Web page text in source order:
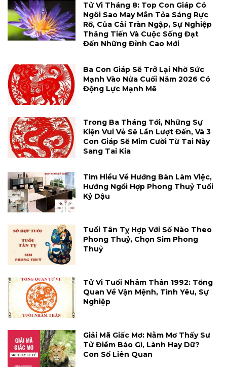
Tử Vi Tháng 8: Top Con Giáp Có
Ngôi Sao May Mắn Tỏa Sáng Rực
Rỡ, Của Cải Tràn Ngập, Sự Nghiệp
Thăng Tiến Và Cuộc Sống Đạt
Đến Những Đỉnh Cao Mới
Ba Con Giáp Sẽ Trở Lại Nhờ Sức
Mạnh Vào Nửa Cuối Năm 2026 Có
Động Lực Mạnh Mẽ
Trong Ba Tháng Tới, Những Sự
Kiện Vui Vẻ Sẽ Lần Lượt Đến, Và 3
Con Giáp Sẽ Mỉm Cười Từ Tai Này
Sang Tai Kia
Tìm Hiểu Về Hướng Bàn Làm Việc,
Hướng Ngồi Hợp Phong Thuỷ Tuổi
Kỷ Dậu
Tuổi Tân Tỵ Hợp Với Số Nào Theo
Phong Thuỷ, Chọn Sim Phong
Thuỷ
Tử Vi Tuổi Nhâm Thân 1992: Tổng
Quan Về Vận Mệnh, Tình Yêu, Sự
Nghiệp
Giải Mã Giấc Mơ: Nằm Mơ Thấy Sư
Tử Điềm Báo Gì, Lành Hay Dữ?
Con Số Liên Quan